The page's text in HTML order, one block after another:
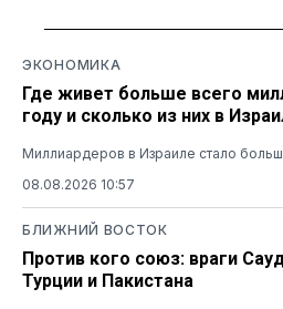
ЭКОНОМИКА
Где живет больше всего
году и сколько из них в
Миллиардеров в Израиле стало
08.08.2026 10:57
БЛИЖНИЙ ВОСТОК
Против кого союз: враги
Турции и Пакистана